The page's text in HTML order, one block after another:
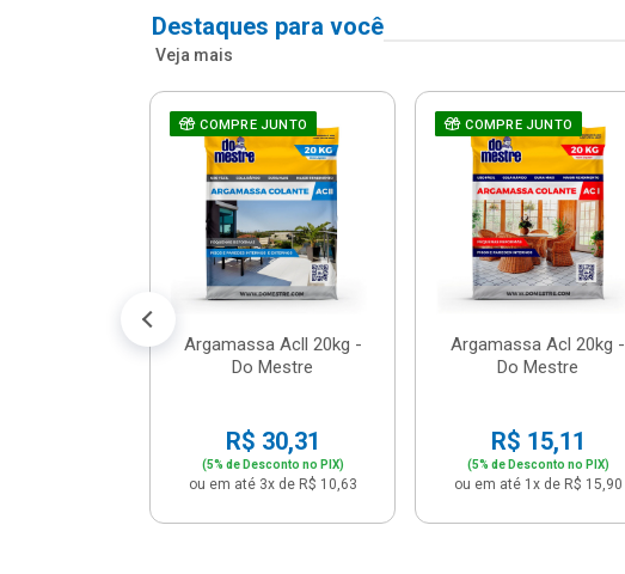
Destaques para você
Veja mais
COMPRE JUNTO
Argamassa Acll 20kg -
Do Mestre
R$ 30,31
(5% de Desconto no PIX)
ou em até 3x de R$ 10,63
COMPRE JUNTO
Argamassa Acl 20kg -
Do Mestre
R$ 15,11
(5% de Desconto no PIX)
ou em até 1x de R$ 15,90